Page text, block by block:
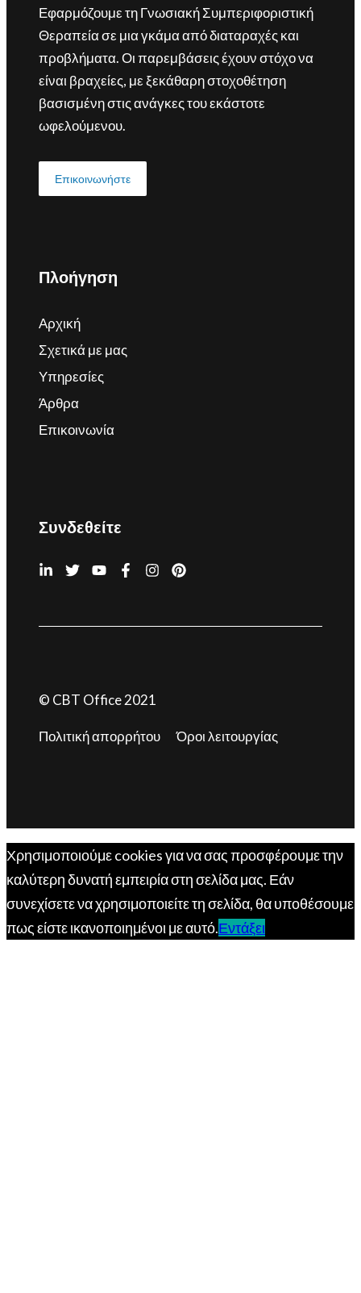
Εφαρμόζουμε τη Γνωσιακή Συμπεριφοριστική
Θεραπεία σε μια γκάμα από διαταραχές και
προβλήματα. Οι παρεμβάσεις έχουν στόχο να
είναι βραχείες, με ξεκάθαρη στοχοθέτηση
βασισμένη στις ανάγκες του εκάστοτε
ωφελούμενου.
Επικοινωνήστε
Πλοήγηση
Αρχική
Σχετικά με μας
Υπηρεσίες
Άρθρα
Επικοινωνία
Συνδεθείτε
© CBT Office 2021
Πολιτική απορρήτου Όροι λειτουργίας
Χρησιμοποιούμε cookies για να σας προσφέρουμε την
καλύτερη δυνατή εμπειρία στη σελίδα μας. Εάν
συνεχίσετε να χρησιμοποιείτε τη σελίδα, θα υποθέσουμε
πως είστε ικανοποιημένοι με αυτό.Εντάξει